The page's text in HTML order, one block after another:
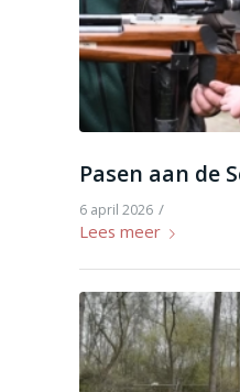
Pasen aan de
6 april 2026 /
Lees meer